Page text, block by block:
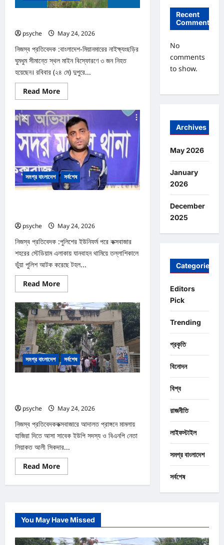
সহ
psyche
May 24, 2026
নিজস্ব প্রতিবেদক :বাংলাদেশ-মিয়ানমারের নাইক্ষ্যংছড়ির
ঘুমধুম সীমান্তে স্থল মাইন বিস্ফোরণে ৩ জন নিহত
হয়েছেন। রবিবার (২৪ মে) দুপুরে...
Read MoreRead
more
নাইক্ষ্যংছড়ির
সীমান্তে
মাইন
বিস্ফোরণে
নিহত
৩
সমগ্র বাংলাদেশ সর্বশেষ
psyche
May 24, 2026
নিজস্ব প্রতিবেদক :পুলিশের ইউনিফর্ম পরে কক্সবাজার
শহরের স্টেডিয়াম এলাকায় যানবাহন থামিয়ে তল্লাশিকালে
ভুঁয়া পুলিশ আটক করেছে টহল...
Read MoreRead
more
কক্সবাজারে
পোষাক
পরিধান
করে
যানবাহন
তল্লাশিকালে
ভুঁয়া
পুলিশ
আটক
সমগ্র বাংলাদেশ সর্বশেষ
psyche
May 24, 2026
নিজস্ব প্রতিবেদককক্সবাজারে আদালত প্রাঙ্গনে মামলায়
হাজিরা দিতে আসা সাবেক ইউপি সদস্য ও বিএনপি নেতা
লিয়াকত আলী সিকদার...
Read MoreRead
more
কক্সবাজার
নেতাকে
লক্ষ্য
করে
গুলি,
গুলিবিদ্ধ
Recent
Comments
No
comments
to show.
Archives
May 2026
January
2026
December
2025
Categories
Editors
Pick
Trending
প্রকৃতি
বিনোদন
বিশ্ব
রাজনীতি
লাইফস্টাইল
সমগ্র বাংলাদেশ
সর্বশেষ
You May Have Missed